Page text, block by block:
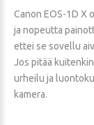
Canon EOS-1D X
ja nopeutta
ettei se sovellu
Jos pitää
urheilu ja
kamera.